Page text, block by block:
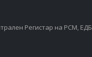
Регистар на РСМ, ЕДБ